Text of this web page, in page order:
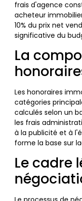
frais d'agence
acheteur
10% du prix net
significative du
La
Les honoraires
catégories
calculés selon un
les frais
à la publicité et à
forme la base sur
Le cadre